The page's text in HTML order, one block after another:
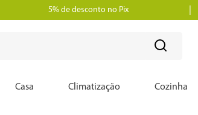
5% de desconto no Pix
Casa Climatização Cozinha